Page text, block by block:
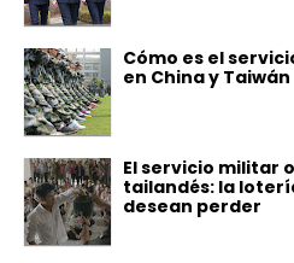
Cómo es el
en China y Taiwán
El servicio militar
tailandés: la
desean perder